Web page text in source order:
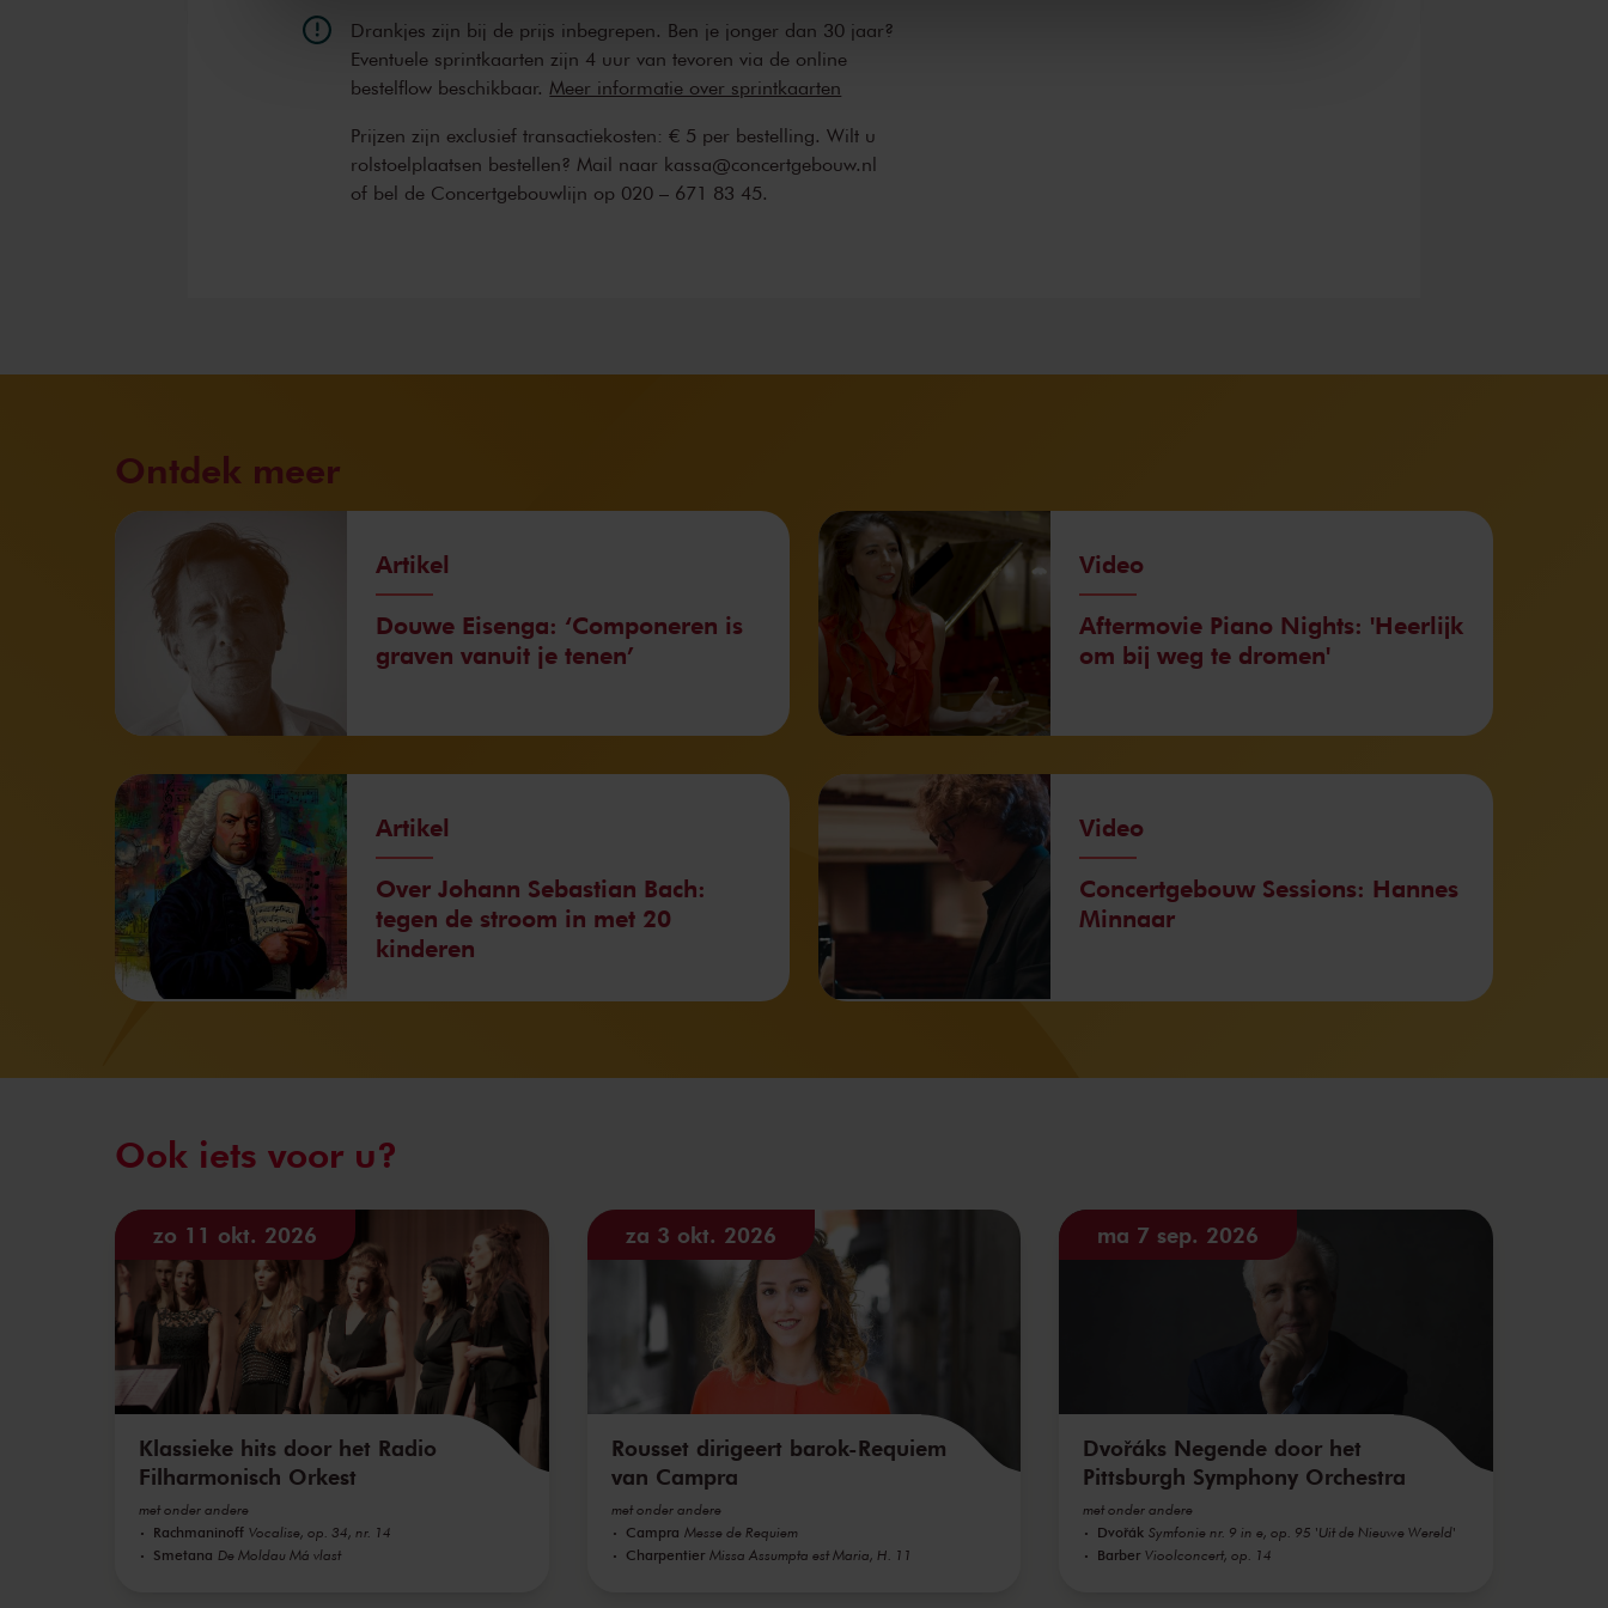
Drankjes zijn bij de prijs inbegrepen. Ben je jonger dan 30 jaar?
Eventuele sprintkaarten zijn 4 uur van tevoren via de online
bestelflow beschikbaar. Meer informatie over sprintkaarten
Prijzen zijn exclusief transactiekosten: € 5 per bestelling. Wilt u
rolstoelplaatsen bestellen? Mail naar kassa@concertgebouw.nl
of bel de Concertgebouwlijn op 020 – 671 83 45.
Ontdek meer
Artikel
Douwe Eisenga: ‘Componeren is
graven vanuit je tenen’
Video
Aftermovie Piano Nights: 'Heerlijk
om bij weg te dromen'
Artikel
Over Johann Sebastian Bach:
tegen de stroom in met 20
kinderen
Video
Concertgebouw Sessions: Hannes
Minnaar
Ook iets voor u?
zo 11 okt. 2026
Klassieke hits door het Radio
Filharmonisch Orkest
met onder andere
Rachmaninoff Vocalise, op. 34, nr. 14
Smetana De Moldau Má vlast
za 3 okt. 2026
Rousset dirigeert barok-Requiem
van Campra
met onder andere
Campra Messe de Requiem
Charpentier Missa Assumpta est Maria, H. 11
ma 7 sep. 2026
Dvořáks Negende door het
Pittsburgh Symphony Orchestra
met onder andere
Dvořák Symfonie nr. 9 in e, op. 95 'Uit de Nieuwe Wereld'
Barber Vioolconcert, op. 14